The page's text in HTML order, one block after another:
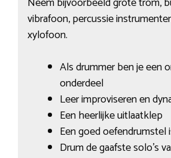
vibrafoon, percussie
xylofoon.
Als drummer ben je een
onderdeel
Leer improviseren en
Een heerlijke uitlaatklep
Een goed oefendrumstel
Drum de gaafste solo’s